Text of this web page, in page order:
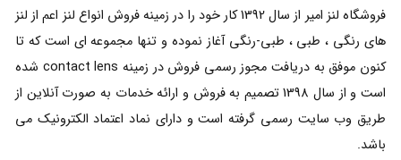
فروشگاه لنز امیر از سال 1392 کار خود را در زمینه فروش انواع لنز اعم از لنز
های رنگی ، طبی ، طبی-رنگی آغاز نموده و تنها مجموعه ای است که تا
کنون موفق به دریافت مجوز رسمی فروش در زمینه contact lens شده
است و از سال 1398 تصمیم به فروش و ارائه خدمات به صورت آنلاین از
طریق وب سایت رسمی گرفته است و دارای نماد اعتماد الکترونیک می
باشد.